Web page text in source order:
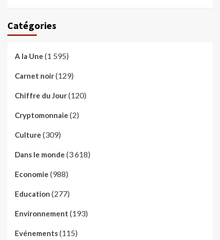
Catégories
A la Une (1 595)
Carnet noir(129)
Chiffre du Jour(120)
Cryptomonnaie (2)
Culture (309)
Dans le monde (3 618)
Economie (988)
Education (277)
Environnement (193)
Evénements(115)